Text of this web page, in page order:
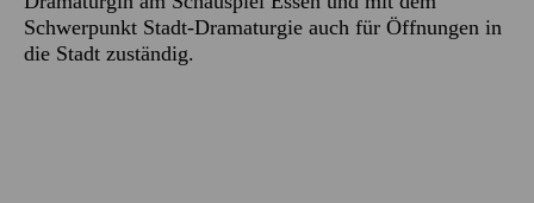
Schwerpunkt Stadt-Dramaturgie auch für Öffnungen in
die Stadt zuständig.